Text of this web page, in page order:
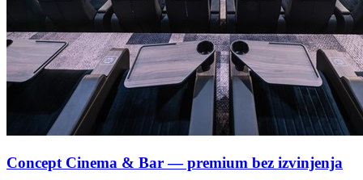
Concept Cinema & Bar — premium bez izvinjenja